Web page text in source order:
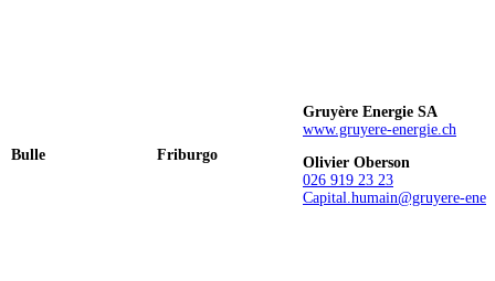
Bulle Friburgo
Gruyère Energie SA
www.gruyere-energie.ch
Olivier Oberson
026 919 23 23
Capital.humain@gruyere-